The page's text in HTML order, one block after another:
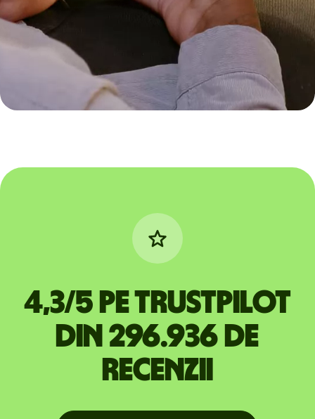
4,3/5 pe Trustpilot
din 296.936 de
recenzii